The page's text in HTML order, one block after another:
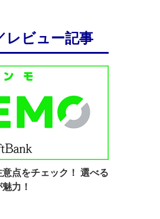
レビュー記事
点をチェック！ 選べる
力！